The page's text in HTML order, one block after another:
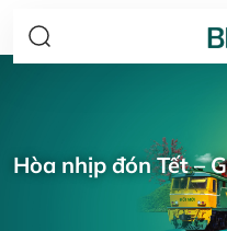
Hòa nhịp đón Tết –